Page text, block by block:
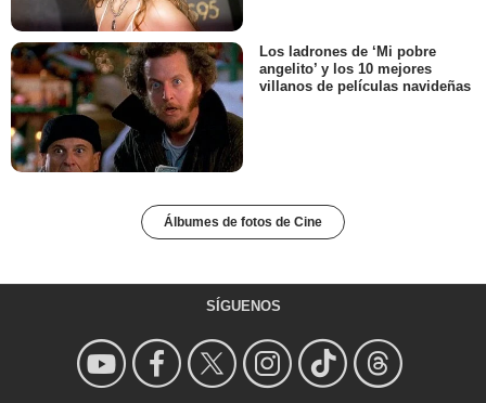
Los ladrones de ‘Mi pobre
angelito’ y los 10 mejores
villanos de películas navideñas
Álbumes de fotos de Cine
SÍGUENOS